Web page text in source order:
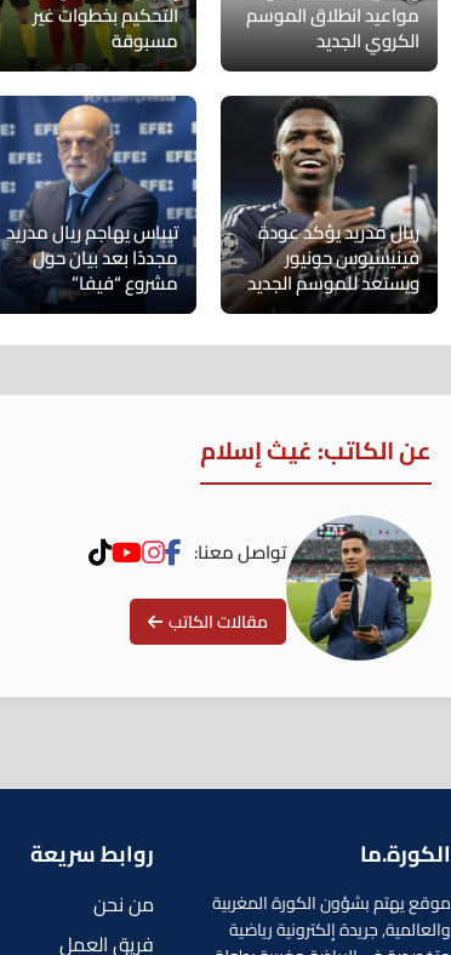
مواعيد انطلاق الموسم
الكروي الجديد
التحكيم بخطوات غير
مسبوقة
ريال مدريد يؤكد عودة
فينيسيوس جونيور
ويستعد للموسم الجديد
تيباس يهاجم ريال مدريد
مجددًا بعد بيان حول
مشروع “فيفا”
عن الكاتب: غيث إسلام
تواصل معنا:
مقالات الكاتب
الكورة.ما
موقع يهتم بشؤون الكورة المغربية
والعالمية, جريدة إلكترونية رياضية
روابط سريعة
من نحن
فريق العمل